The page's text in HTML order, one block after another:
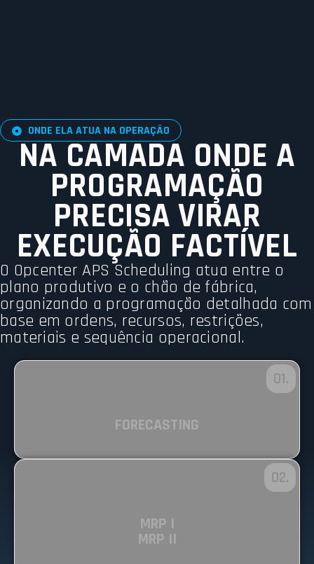
ONDE ELA ATUA NA OPERAÇÃO
NA CAMADA ONDE A
PROGRAMAÇÃO
PRECISA VIRAR
EXECUÇÃO FACTÍVEL
O Opcenter APS Scheduling atua entre o
plano produtivo e o chão de fábrica,
organizando a programação detalhada com
base em ordens, recursos, restrições,
materiais e sequência operacional.
FORECASTING
01.
MRP I
MRP II
02.